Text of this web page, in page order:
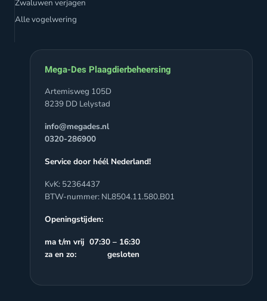
Zwaluwen verjagen
Alle vogelwering
Mega-Des Plaagdierbeheersing
Artemisweg 105D
8239 DD Lelystad
info@megades.nl
0320-286900
Service door héél Nederland!
KvK: 52364437
BTW-nummer: NL8504.11.580.B01
Openingstijden:
ma t/m vrij 07:30 – 16:30
za en zo: gesloten